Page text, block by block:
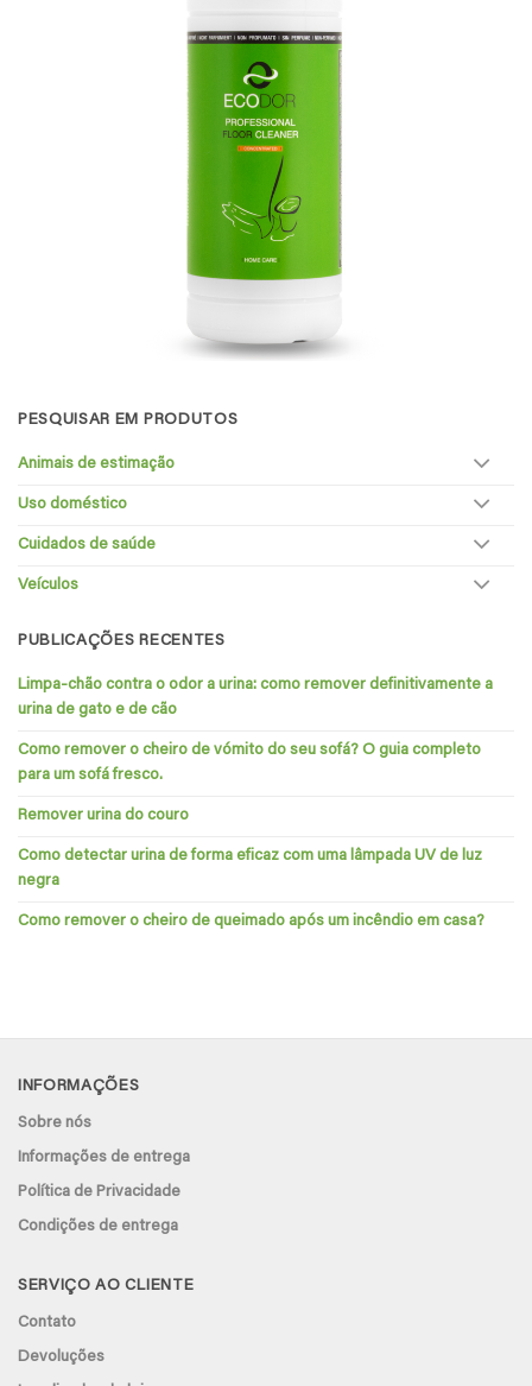
PESQUISAR EM PRODUTOS
Animais de estimação
Uso doméstico
Cuidados de saúde
Veículos
PUBLICAÇÕES RECENTES
Limpa-chão contra o odor a urina: como remover definitivamente a
urina de gato e de cão
Como remover o cheiro de vómito do seu sofá? O guia completo
para um sofá fresco.
Remover urina do couro
Como detectar urina de forma eficaz com uma lâmpada UV de luz
negra
Como remover o cheiro de queimado após um incêndio em casa?
INFORMAÇÕES
Sobre nós
Informações de entrega
Política de Privacidade
Condições de entrega
SERVIÇO AO CLIENTE
Contato
Devoluções